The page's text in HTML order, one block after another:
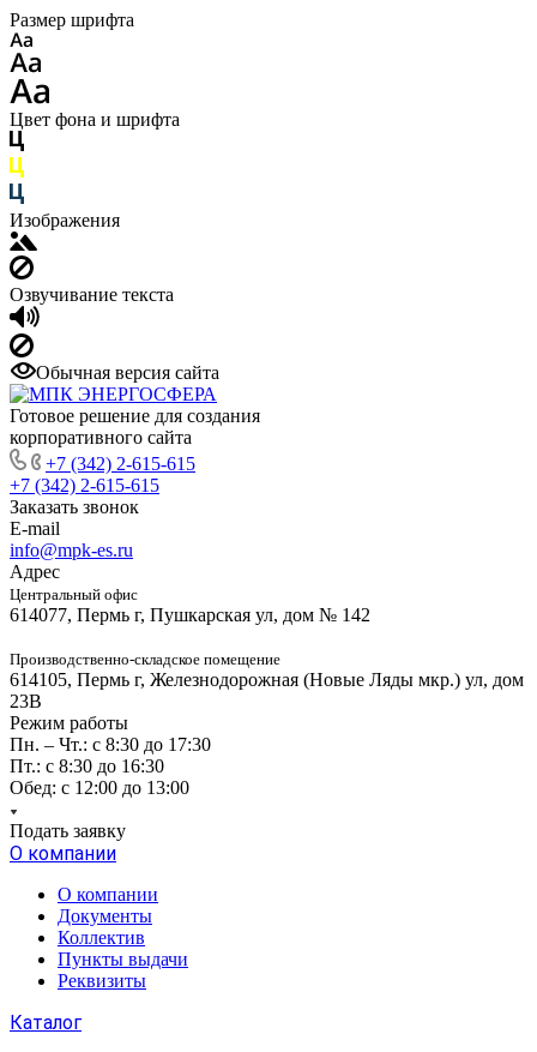
Размер шрифта
Цвет фона и шрифта
Изображения
Озвучивание текста
Обычная версия сайта
Готовое решение для создания
корпоративного сайта
+7 (342) 2-615-615
+7 (342) 2-615-615
Заказать звонок
E-mail
info@mpk-es.ru
Адрес
Центральный офис
614077, Пермь г, Пушкарская ул, дом № 142
Производственно-складское помещение
614105, Пермь г, Железнодорожная (Новые Ляды мкр.) ул, дом
23В
Режим работы
Пн. – Чт.: с 8:30 до 17:30
Пт.: с 8:30 до 16:30
Обед: с 12:00 до 13:00
Подать заявку
О компании
О компании
Документы
Коллектив
Пункты выдачи
Реквизиты
Каталог